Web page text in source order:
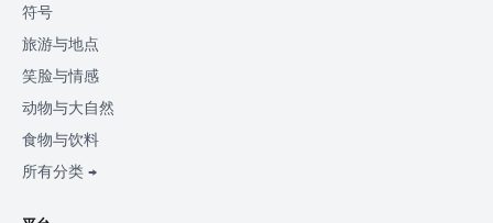
符号
旅游与地点
笑脸与情感
动物与大自然
食物与饮料
所有分类 →